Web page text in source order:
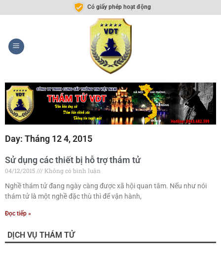
Có giấy phép hoạt động
Day: Tháng 12 4, 2015
Sử dụng các thiết bị hỗ trợ thám tử
04/12/2015
Không có bình luận
Nghề thám tử đang ngày càng được xã hội quan tâm. Nếu như nói
thám tử là một nghề đặc thù thì để vận hành,
Đọc tiếp »
DỊCH VỤ THÁM TỬ